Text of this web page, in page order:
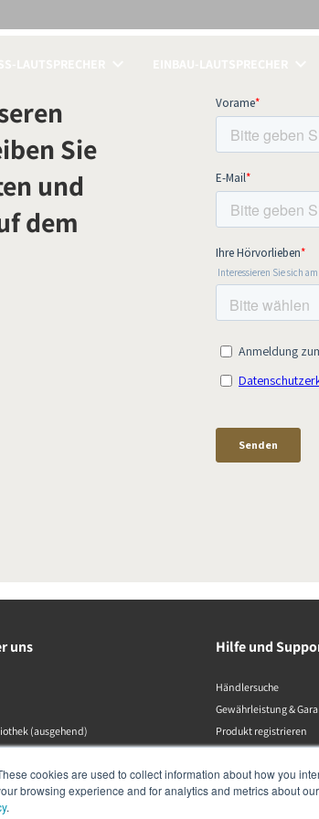
cookies are used to collect information about how you
browsing experience and for analytics and metrics about
.
Sie
und
dem
uns
(ausgehend)
Hilfe und
Händlersuche
Gewährleistung &
Produkt registrieren
Datenschutzrichtlinie